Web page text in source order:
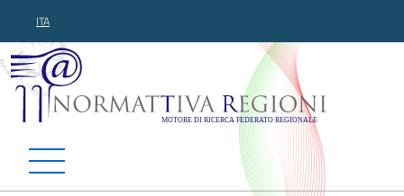
ITA
Normattiva Regioni -